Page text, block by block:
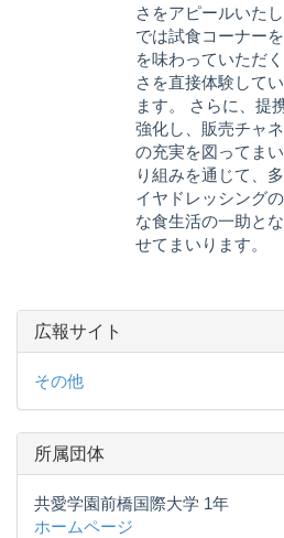
さをアピールいた
では試食コーナー
を味わっていただ
さを直接体験して
ます。 さらに、提
強化し、販売チャ
の充実を図ってま
り組みを通じて、
イヤドレッシング
な食生活の一助と
せてまいります。
広報サイト
その他
所属団体
共愛学園前橋国際大学 1年
ホームページ